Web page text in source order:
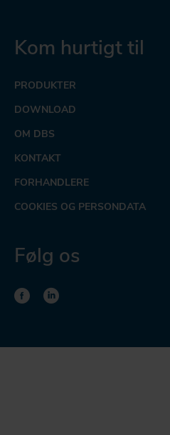
Kom hurtigt til
PRODUKTER
DOWNLOAD
OM DBS
KONTAKT
FORHANDLERE
COOKIES OG PERSONDATA
Følg os